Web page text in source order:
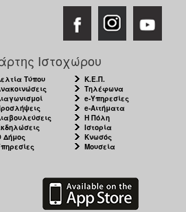
Ιστοχώρου
Τύπου
Δήμος
Κ.Ε.Π.
Τηλέφωνα
e-Υπηρεσίες
e-Αιτήματα
Η Πόλη
Ιστορία
Κνωσός
Μουσεία